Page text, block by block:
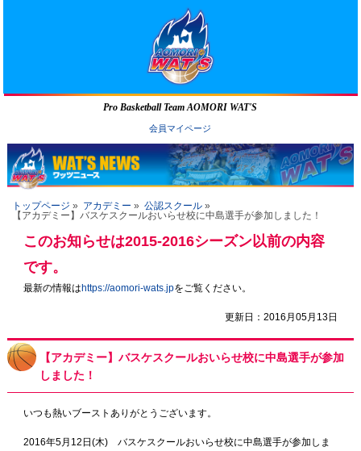
Pro Basketball Team AOMORI WAT'S
会員マイページ
トップページ » アカデミー » 公認スクール»
【アカデミー】バスケスクールおいらせ校に中島選手が参加しました！
このお知らせは2015-2016シーズン以前の内容
です。
最新の情報はhttps://aomori-wats.jpをご覧ください。
更新日：2016月05月13日
【アカデミー】バスケスクールおいらせ校に中島選手が参加
しました！
いつも熱いブーストありがとうございます。
2016年5月12日(木) バスケスクールおいらせ校に中島選手が参加しま